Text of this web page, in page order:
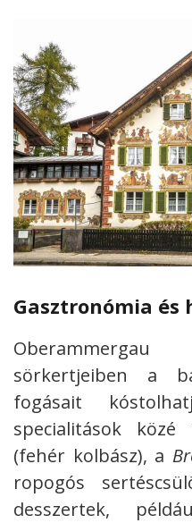
Gasztronómia és
sörkertjeiben a
fogásait
specialitások
(fehér kolbász), a
ropogós
desszertek,